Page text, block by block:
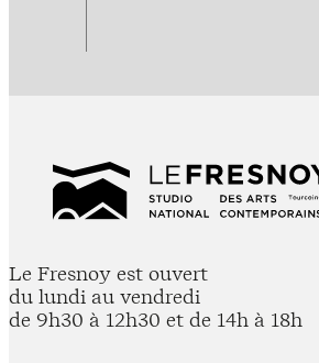
Le Fresnoy est ouvert
du lundi au vendredi
de 9h30 à 12h30 et de 14h à 18h